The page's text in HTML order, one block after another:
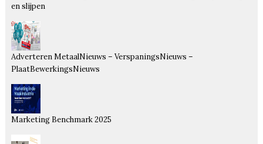
en slijpen
Adverteren MetaalNieuws – VerspaningsNieuws –
PlaatBewerkingsNieuws
Marketing Benchmark 2025